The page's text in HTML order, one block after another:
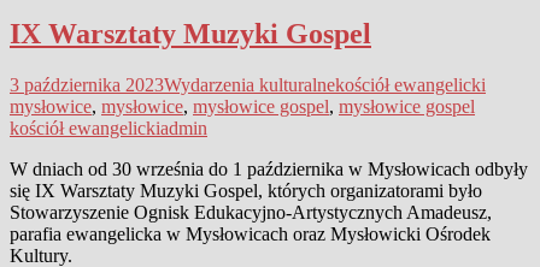
IX Warsztaty Muzyki Gospel
3 października 2023Wydarzenia kulturalnekościół ewangelicki
mysłowice, mysłowice, mysłowice gospel, mysłowice gospel
kościół ewangelickiadmin
W dniach od 30 września do 1 października w Mysłowicach odbyły
się IX Warsztaty Muzyki Gospel, których organizatorami było
Stowarzyszenie Ognisk Edukacyjno-Artystycznych Amadeusz,
parafia ewangelicka w Mysłowicach oraz Mysłowicki Ośrodek
Kultury.